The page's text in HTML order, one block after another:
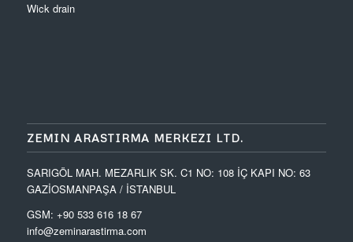
Wick drain
ZEMIN ARASTIRMA MERKEZI LTD.
SARIGÖL MAH. MEZARLIK SK. C1 NO: 108 İÇ KAPI NO: 63
GAZİOSMANPAŞA / İSTANBUL
GSM: +90 533 616 18 67
info@zeminarastirma.com